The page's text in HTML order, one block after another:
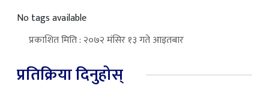
No tags available
प्रकाशित मिति : २०७२ मंसिर १३ गते आइतबार
प्रतिक्रिया दिनुहोस्